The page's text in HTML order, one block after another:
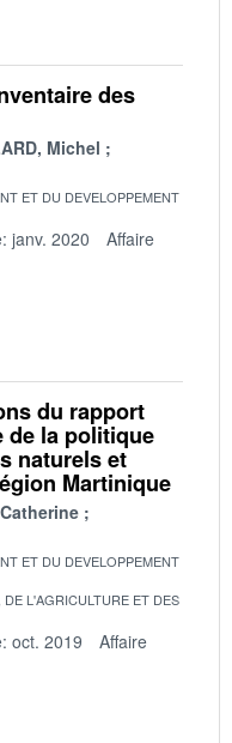
des
Michel
ET DU DEVELOPPEMENT
janv. 2020
Affaire
du rapport
de la politique
naturels et
Martinique
ET DU DEVELOPPEMENT
L'AGRICULTURE ET DES
oct. 2019
Affaire